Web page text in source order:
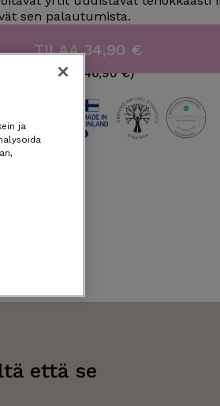
sen palautumista.
TILAA 34,90 €
(norm. 46,90 €)
että se
ja